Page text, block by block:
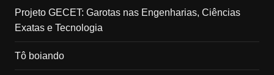
Projeto GECET: Garotas nas Engenharias, Ciências
Exatas e Tecnologia
Tô boiando